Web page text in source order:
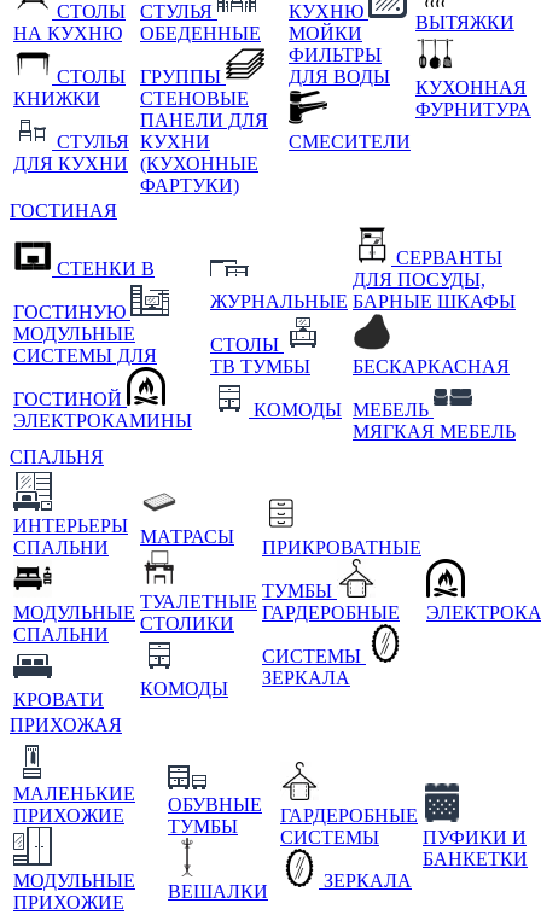
СТОЛЫ
НА КУХНЮ
СТОЛЫ
КНИЖКИ
СТУЛЬЯ
ДЛЯ КУХНИ
СТУЛЬЯ
ОБЕДЕННЫЕ
ГРУППЫ
СТЕНОВЫЕ
ПАНЕЛИ ДЛЯ
КУХНИ
(КУХОННЫЕ
ФАРТУКИ)
КУХНЮ
МОЙКИ
ФИЛЬТРЫ
ДЛЯ ВОДЫ
СМЕСИТЕЛИ
ВЫТЯЖКИ
КУХОННАЯ
ФУРНИТУРА
ГОСТИНАЯ
СТЕНКИ В
ГОСТИНУЮ
МОДУЛЬНЫЕ
СИСТЕМЫ ДЛЯ
ГОСТИНОЙ
ЭЛЕКТРОКАМИНЫ
ЖУРНАЛЬНЫЕ
СТОЛЫ
ТВ ТУМБЫ
КОМОДЫ
СЕРВАНТЫ
ДЛЯ ПОСУДЫ,
БАРНЫЕ ШКАФЫ
БЕСКАРКАСНАЯ
МЕБЕЛЬ
МЯГКАЯ МЕБЕЛЬ
СПАЛЬНЯ
ИНТЕРЬЕРЫ
СПАЛЬНИ
МОДУЛЬНЫЕ
СПАЛЬНИ
КРОВАТИ
МАТРАСЫ
ТУАЛЕТНЫЕ
СТОЛИКИ
КОМОДЫ
ПРИКРОВАТНЫЕ
ТУМБЫ
ГАРДЕРОБНЫЕ
СИСТЕМЫ
ЗЕРКАЛА
ПРИХОЖАЯ
МАЛЕНЬКИЕ
ПРИХОЖИЕ
МОДУЛЬНЫЕ
ПРИХОЖИЕ
ОБУВНЫЕ
ТУМБЫ
ВЕШАЛКИ
ГАРДЕРОБНЫЕ
СИСТЕМЫ
ЗЕРКАЛА
ПУФИКИ И
БАНКЕТКИ